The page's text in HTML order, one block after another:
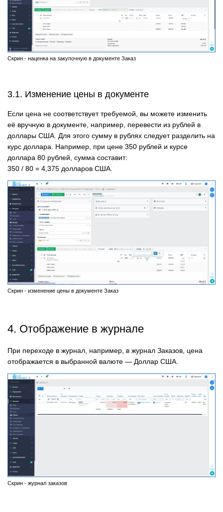
Скрин - наценка на закупочную в документе Заказ
3.1. Изменение цены в документе
Если цена не соответствует требуемой, вы можете изменить
её вручную в документе, например, перевести из рублей в
доллары США. Для этого сумму в рублях следует разделить на
курс доллара. Например, при цене 350 рублей и курсе
доллара 80 рублей, сумма составит:
350 / 80 = 4,375 долларов США.
Скрин - изменение цены в документе Заказ
4. Отображение в журнале
При переходе в журнал, например, в журнал Заказов, цена
отображается в выбранной валюте — Доллар США.
Скрин - журнал заказов